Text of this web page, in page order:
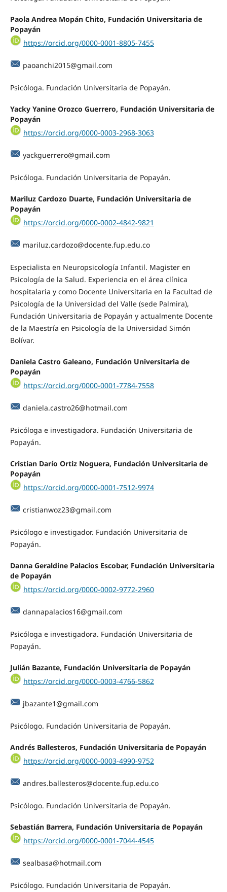
Paola Andrea Mopán Chito, Fundación Universitaria de
Popayán
https://orcid.org/0000-0001-8805-7455
paoanchi2015@gmail.com
Psicóloga. Fundación Universitaria de Popayán.
Yacky Yanine Orozco Guerrero, Fundación Universitaria de
Popayán
https://orcid.org/0000-0003-2968-3063
yackguerrero@gmail.com
Psicóloga. Fundación Universitaria de Popayán.
Mariluz Cardozo Duarte, Fundación Universitaria de
Popayán
https://orcid.org/0000-0002-4842-9821
mariluz.cardozo@docente.fup.edu.co
Especialista en Neuropsicología Infantil. Magister en
Psicología de la Salud. Experiencia en el área clínica
hospitalaria y como Docente Universitaria en la Facultad de
Psicología de la Universidad del Valle (sede Palmira),
Fundación Universitaria de Popayán y actualmente Docente
de la Maestría en Psicología de la Universidad Simón
Bolívar.
Daniela Castro Galeano, Fundación Universitaria de
Popayán
https://orcid.org/0000-0001-7784-7558
daniela.castro26@hotmail.com
Psicóloga e investigadora. Fundación Universitaria de
Popayán.
Cristian Darío Ortiz Noguera, Fundación Universitaria de
Popayán
https://orcid.org/0000-0001-7512-9974
cristianwoz23@gmail.com
Psicólogo e investigador. Fundación Universitaria de
Popayán.
Danna Geraldine Palacios Escobar, Fundación Universitaria
de Popayán
https://orcid.org/0000-0002-9772-2960
dannapalacios16@gmail.com
Psicóloga e investigadora. Fundación Universitaria de
Popayán.
Julián Bazante, Fundación Universitaria de Popayán
https://orcid.org/0000-0003-4766-5862
jbazante1@gmail.com
Psicólogo. Fundación Universitaria de Popayán.
Andrés Ballesteros, Fundación Universitaria de Popayán
https://orcid.org/0000-0003-4990-9752
andres.ballesteros@docente.fup.edu.co
Psicólogo. Fundación Universitaria de Popayán.
Sebastián Barrera, Fundación Universitaria de Popayán
https://orcid.org/0000-0001-7044-4545
sealbasa@hotmail.com
Psicólogo. Fundación Universitaria de Popayán.